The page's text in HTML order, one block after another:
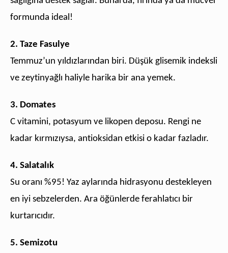
formunda ideal!
2. Taze Fasulye
Temmuz’un yıldızlarından biri. Düşük glisemik indeksli
ve zeytinyağlı haliyle harika bir ana yemek.
3. Domates
C vitamini, potasyum ve likopen deposu. Rengi ne
kadar kırmızıysa, antioksidan etkisi o kadar fazladır.
4. Salatalık
Su oranı %95! Yaz aylarında hidrasyonu destekleyen
en iyi sebzelerden. Ara öğünlerde ferahlatıcı bir
kurtarıcıdır.
5. Semizotu